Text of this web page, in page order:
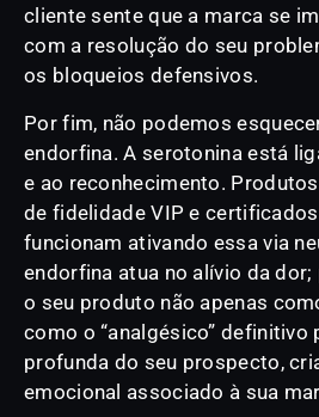
cliente sente que a marca se
com a resolução do seu
os bloqueios defensivos.
Por fim, não podemos
endorfina. A serotonina está
e ao reconhecimento.
de fidelidade VIP e
funcionam ativando essa via
endorfina atua no alívio da
o seu produto não apenas
como o “analgésico” definitivo
profunda do seu prospecto,
emocional associado à sua